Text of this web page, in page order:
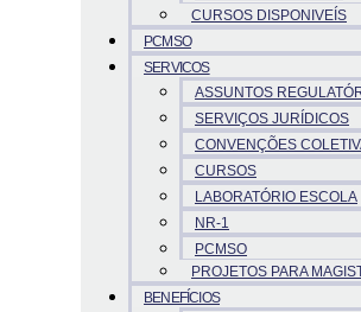
CURSOS DISPONIVEÍS
PCMSO
SERVICOS
ASSUNTOS
SERVIÇOS JURÍDICOS
CONVENÇÕES
CURSOS
LABORATÓRIO ESCOLA
NR-1
PCMSO
PROJETOS PARA
BENEFÍCIOS